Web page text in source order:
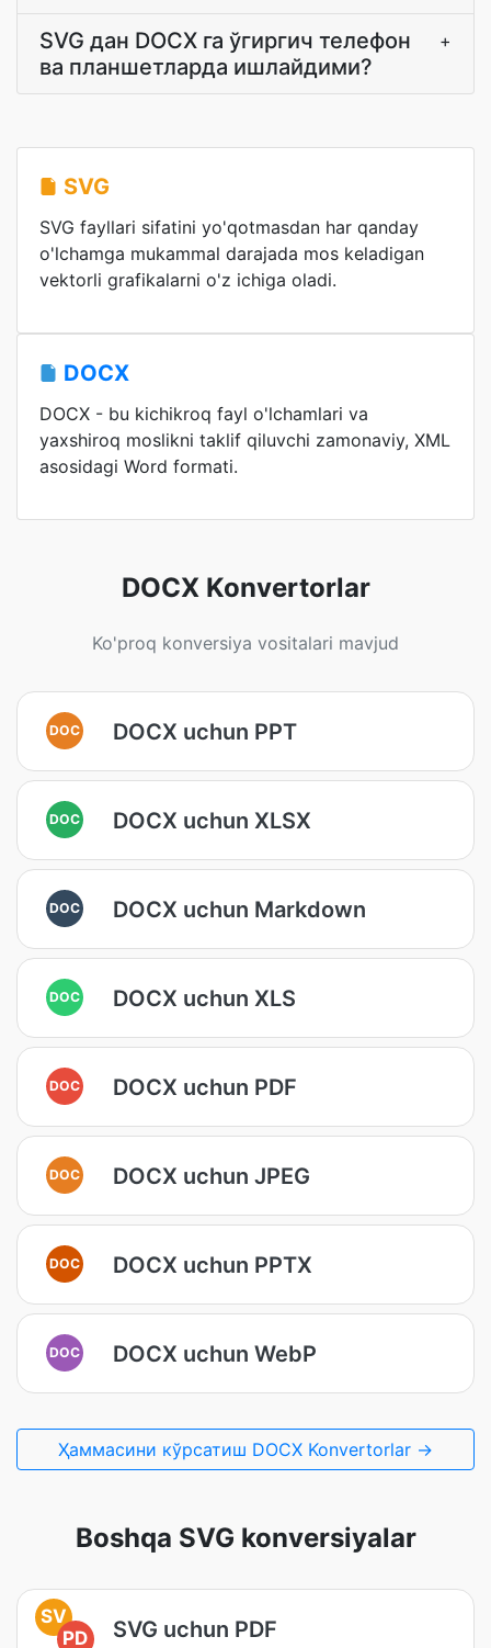
SVG дан DOCX га ўгиргич телефон
ва планшетларда ишлайдими?
+
SVG
SVG fayllari sifatini yo'qotmasdan har qanday
o'lchamga mukammal darajada mos keladigan
vektorli grafikalarni o'z ichiga oladi.
DOCX
DOCX - bu kichikroq fayl o'lchamlari va
yaxshiroq moslikni taklif qiluvchi zamonaviy, XML
asosidagi Word formati.
DOCX Konvertorlar
Ko'proq konversiya vositalari mavjud
DOC DOCX uchun PPT
DOC DOCX uchun XLSX
DOC DOCX uchun Markdown
DOC DOCX uchun XLS
DOC DOCX uchun PDF
DOC DOCX uchun JPEG
DOC DOCX uchun PPTX
DOC DOCX uchun WebP
Ҳаммасини кўрсатиш DOCX Konvertorlar →
Boshqa SVG konversiyalar
SV
PD
SVG uchun PDF